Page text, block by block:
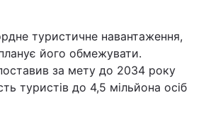
Лайт
Інциденти
туристичне навантаження,
його обмежувати.
за мету до 2034 року
туристів до 4,5 мільйона осіб